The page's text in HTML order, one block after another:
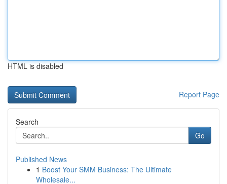
HTML is disabled
Report Page
Search
Go
Published News
1 Boost Your SMM Business: The Ultimate
Wholesale...